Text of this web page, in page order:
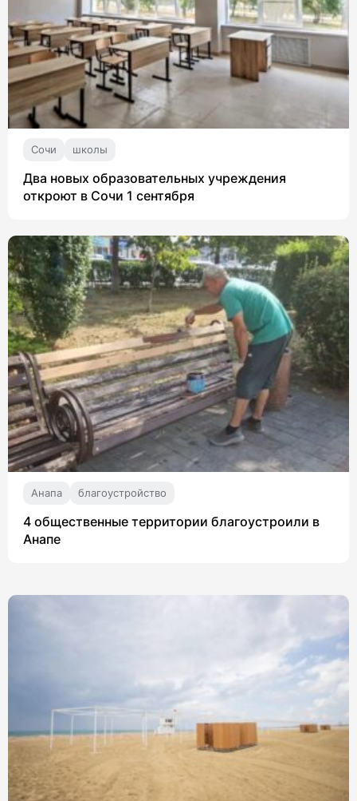
Сочи школы
Два новых образовательных учреждения
откроют в Сочи 1 сентября
Анапа благоустройство
4 общественные территории благоустроили в
Анапе